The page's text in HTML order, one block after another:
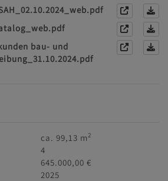
bau- und
ca. 99,13 m2
4
645.000,00 €
2025